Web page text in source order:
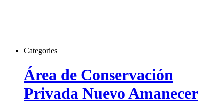
Categories
Área de Conservación
Privada Nuevo Amanecer